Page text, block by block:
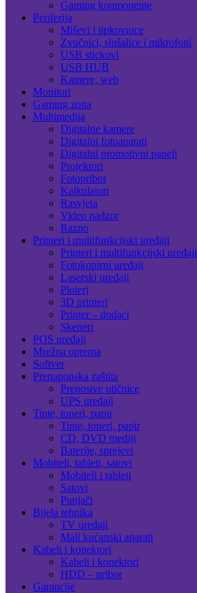
Gaming komponente
Periferija
Miševi i tipkovnice
Zvučnici, slušalice i mikrofoni
USB stickovi
USB HUB
Kamere, web
Monitori
Gaming zona
Multimedija
Digitalne kamere
Digitalni fotoaparati
Digitalni promotivni paneli
Projektori
Fotopribor
Kalkulatori
Rasvjeta
Video nadzor
Razno
Printeri i multifunkcijski uređaji
Printeri i multifunkcijski uređaji
Fotokopirni uređaji
Laserski uređaji
Ploteri
3D printeri
Printer – dodaci
Skeneri
POS uređaji
Mrežna oprema
Softver
Prenaponska zaštita
Prenosive utičnice
UPS uređaji
Tinte, toneri, papir
Tinte, toneri, papir
CD, DVD mediji
Baterije, sprejevi
Mobiteli, tableti, satovi
Mobiteli i tableti
Satovi
Punjači
Bijela tehnika
TV uređaji
Mali kućanski aparati
Kabeli i konektori
Kabeli i konektori
HDD – pribor
Garancije